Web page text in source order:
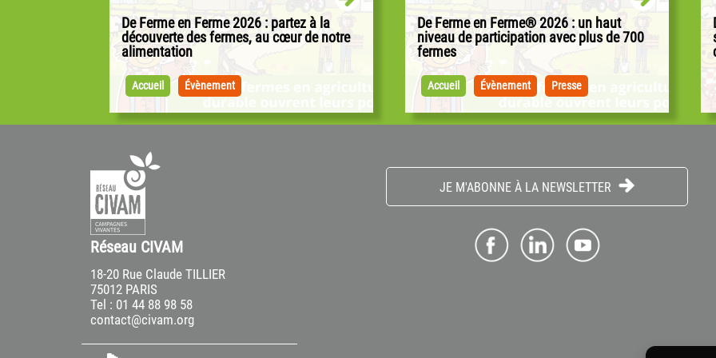
De Ferme en Ferme 2026 : partez à la
découverte des fermes, au cœur de notre
alimentation
Les 25 et 26 avril 2026, De Ferme en Ferme®
revient pour sa 33ᵉ édition ! Pendant un
week-end, paysannes et paysans invitent le...
Accueil Évènement
De Ferme en Ferme® 2026 : un haut
niveau de participation avec plus de 700
fermes
Cette 33e édition suit les chiffres de l’édition
précédente, une année record, et ce dans un
contexte où l’agriculture est au cœur de...
Accueil Évènement Presse
Réseau CIVAM
18-20 Rue Claude TILLIER
75012 PARIS
Tel : 01 44 88 98 58
contact@civam.org
JE M'ABONNE À LA NEWSLETTER